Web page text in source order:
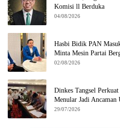
Komisi ll Berduka
04/08/2026
Hasbi Bidik PAN
Minta Mesin Partai
02/08/2026
Dinkes Tangsel
Menular Jadi Ancaman
29/07/2026